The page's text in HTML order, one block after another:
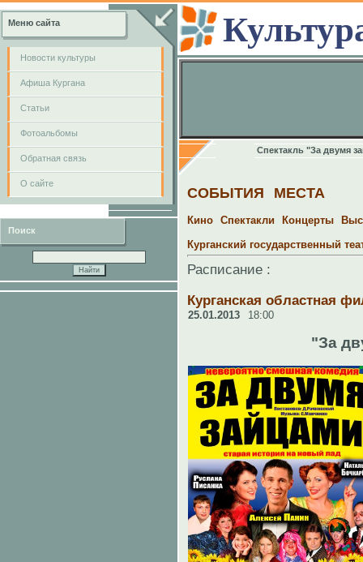
Меню сайта
Новости культуры
Афиша Кургана
Cтатьи
Фотоальбомы
Обратная связь
О сайте
Поиск
Спектакль "За двумя
СОБЫТИЯ МЕСТА
Кино Спектакли Концерты
Курганский государственный
Расписание :
Курганская областная
25.01.2013 18:00
"За